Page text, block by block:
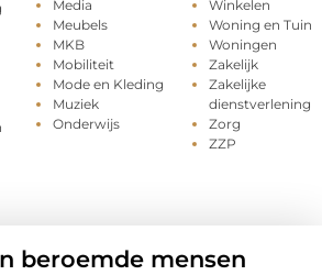
Media
Meubels
MKB
Mobiliteit
Mode en Kleding
Muziek
Onderwijs
Winkelen
Woning en Tuin
Woningen
Zakelijk
Zakelijke
dienstverlening
Zorg
ZZP
beroemde mensen